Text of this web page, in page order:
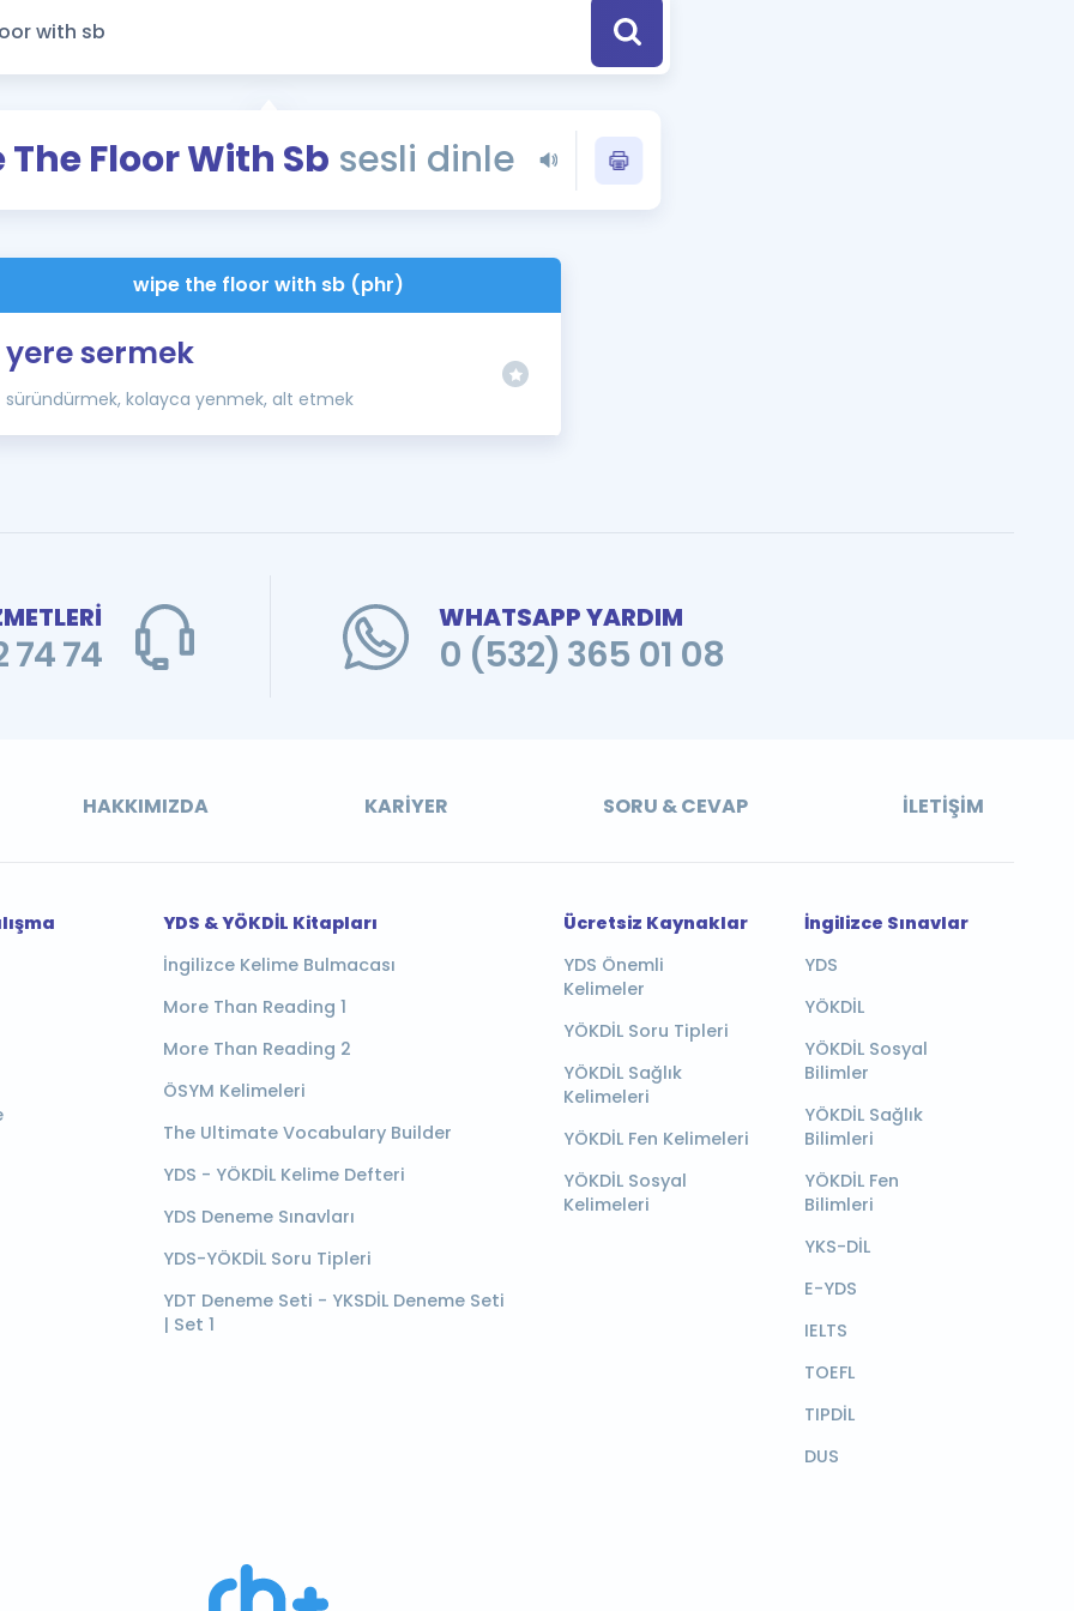
Eğitim ve Kitaplara Özel Fırsatlar
YDS - YÖKDİL Tüm Sınavlarla İlgili Haberler
İngilizce Gramer ve Konu Anlatımı
The Floor With Sb sesli dinle
wipe the floor with sb (phr)
yere sermek
süründürmek, kolayca yenmek, alt etmek
74
WHATSAPP YARDIM
0 (532) 365 01 08
HAKKIMIZDA KARIYER SORU & CEVAP İLETIŞIM
YDS & YÖKDİL Kitapları
İngilizce Kelime Bulmacası
More Than Reading 1
More Than Reading 2
ÖSYM Kelimeleri
The Ultimate Vocabulary Builder
YDS - YÖKDİL Kelime Defteri
YDS Deneme Sınavları
YDS-YÖKDİL Soru Tipleri
YDT Deneme Seti - YKSDİL Deneme Seti
| Set 1
Ücretsiz Kaynaklar
YDS Önemli
Kelimeler
YÖKDİL Soru Tipleri
YÖKDİL Sağlık
Kelimeleri
YÖKDİL Fen Kelimeleri
YÖKDİL Sosyal
Kelimeleri
İngilizce Sınavlar
YDS
YÖKDİL
YÖKDİL Sosyal
Bilimler
YÖKDİL Sağlık
Bilimleri
YÖKDİL Fen
Bilimleri
YKS-DİL
E-YDS
IELTS
TOEFL
TIPDİL
DUS